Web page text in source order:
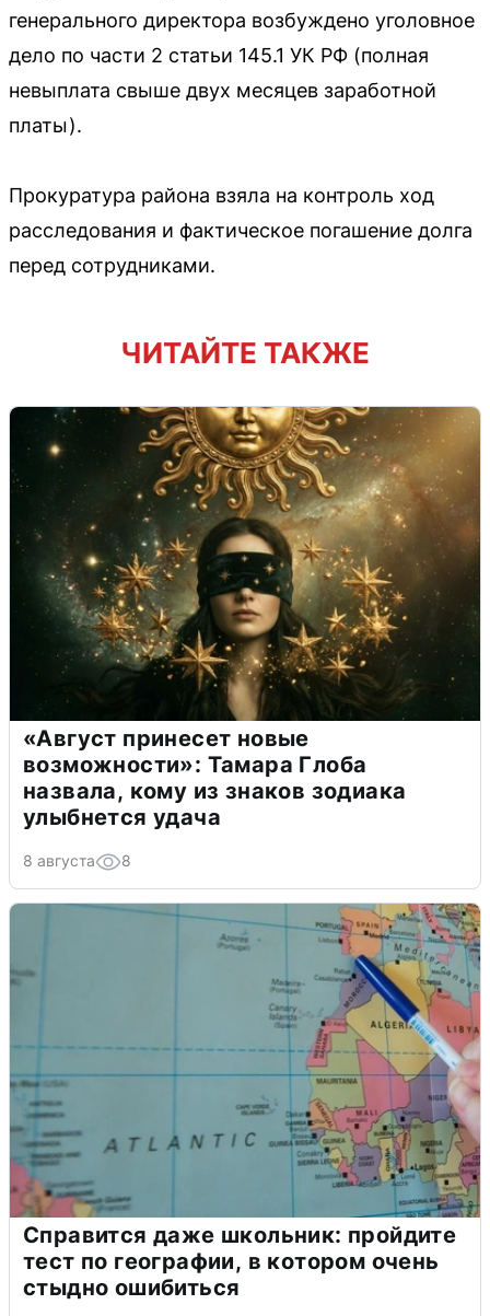
генерального директора возбуждено уголовное
дело по части 2 статьи 145.1 УК РФ (полная
невыплата свыше двух месяцев заработной
платы).
Прокуратура района взяла на контроль ход
расследования и фактическое погашение долга
перед сотрудниками.
ЧИТАЙТЕ ТАКЖЕ
«Август принесет новые
возможности»: Тамара Глоба
назвала, кому из знаков зодиака
улыбнется удача
8 августа 8
Справится даже школьник: пройдите
тест по географии, в котором очень
стыдно ошибиться